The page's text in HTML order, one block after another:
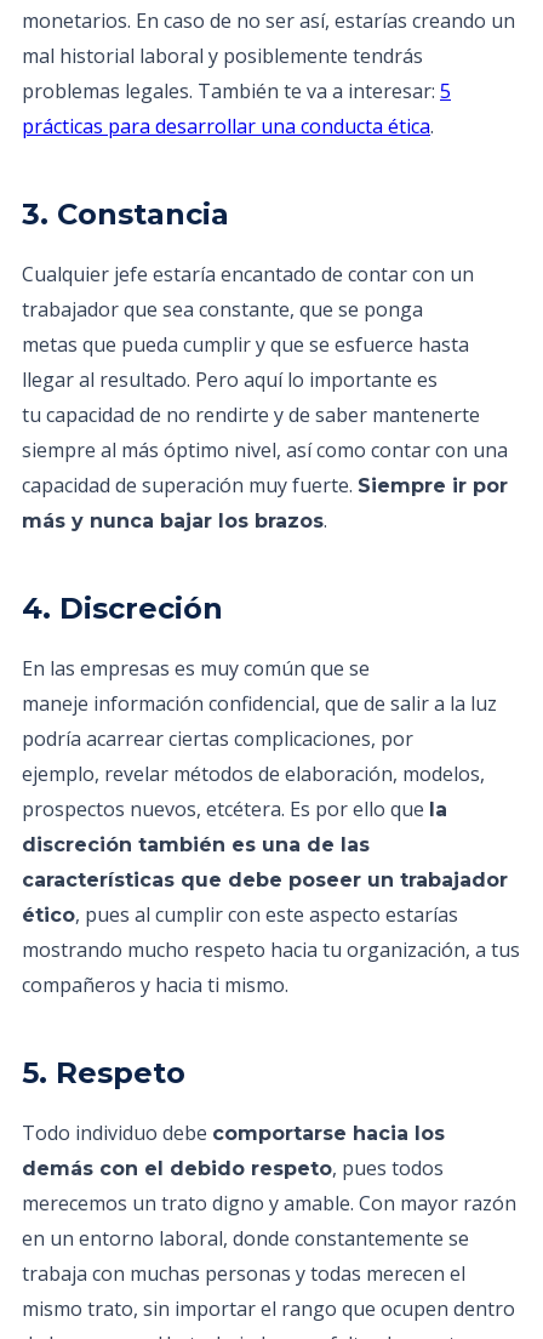
monetarios. En caso de no ser así, estarías creando un
mal historial laboral y posiblemente tendrás
problemas legales. También te va a interesar: 5
prácticas para desarrollar una conducta ética.
3. Constancia
Cualquier jefe estaría encantado de contar con un
trabajador que sea constante, que se ponga
metas que pueda cumplir y que se esfuerce hasta
llegar al resultado. Pero aquí lo importante es
tu capacidad de no rendirte y de saber mantenerte
siempre al más óptimo nivel, así como contar con una
capacidad de superación muy fuerte. Siempre ir por
más y nunca bajar los brazos.
4. Discreción
En las empresas es muy común que se
maneje información confidencial, que de salir a la luz
podría acarrear ciertas complicaciones, por
ejemplo, revelar métodos de elaboración, modelos,
prospectos nuevos, etcétera. Es por ello que la
discreción también es una de las
características que debe poseer un trabajador
ético, pues al cumplir con este aspecto estarías
mostrando mucho respeto hacia tu organización, a tus
compañeros y hacia ti mismo.
5. Respeto
Todo individuo debe comportarse hacia los
demás con el debido respeto, pues todos
merecemos un trato digno y amable. Con mayor razón
en un entorno laboral, donde constantemente se
trabaja con muchas personas y todas merecen el
mismo trato, sin importar el rango que ocupen dentro